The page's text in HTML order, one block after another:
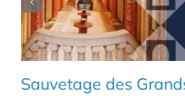
Sauvetage des